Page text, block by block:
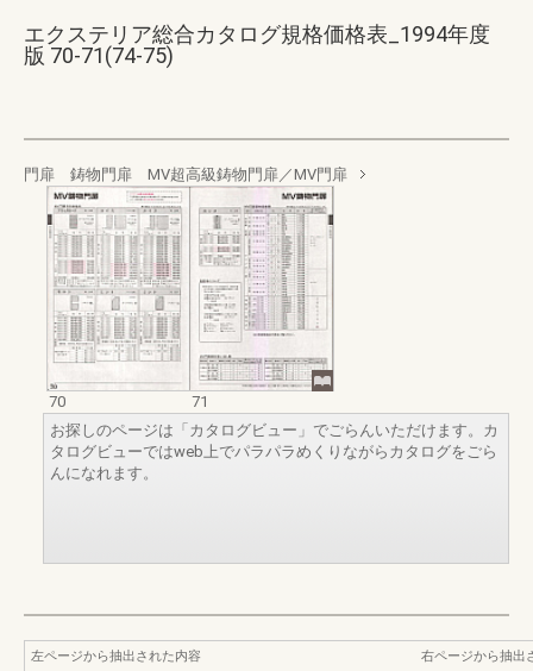
エクステリア総合カタログ規格価格表_1994年度
版 70-71(74-75)
門扉 鋳物門扉 MV超高級鋳物門扉／MV門扉
70
71
お探しのページは「カタログビュー」でごらんいただけます。カ
タログビューではweb上でパラパラめくりながらカタログをごら
んになれます。
左ページから抽出された内容
右ページから抽出